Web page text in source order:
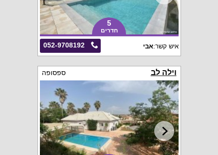
5
חדרים
052-9708192 איש קשר:אבי
וילה לב ספסופה